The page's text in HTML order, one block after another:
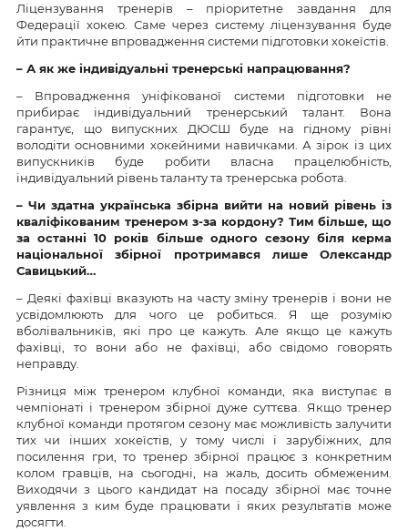
Ліцензування тренерів – пріоритетне завдання для
Федерації хокею. Саме через систему ліцензування буде
йти практичне впровадження системи підготовки хокеїстів.
– А як же індивідуальні тренерські напрацювання?
– Впровадження уніфікованої системи підготовки не
прибирає індивідуальний тренерський талант. Вона
гарантує, що випускних ДЮСШ буде на гідному рівні
володіти основними хокейними навичками. А зірок із цих
випускників буде робити власна працелюбність,
індивідуальний рівень таланту та тренерська робота.
– Чи здатна українська збірна вийти на новий рівень із
кваліфікованим тренером з-за кордону? Тим більше, що
за останні 10 років більше одного сезону біля керма
національної збірної протримався лише Олександр
Савицький…
– Деякі фахівці вказують на часту зміну тренерів і вони не
усвідомлюють для чого це робиться. Я ще розумію
вболівальників, які про це кажуть. Але якщо це кажуть
фахівці, то вони або не фахівці, або свідомо говорять
неправду.
Різниця між тренером клубної команди, яка виступає в
чемпіонаті і тренером збірної дуже суттєва. Якщо тренер
клубної команди протягом сезону має можливість залучити
тих чи інших хокеїстів, у тому числі і зарубіжних, для
посилення гри, то тренер збірної працює з конкретним
колом гравців, на сьогодні, на жаль, досить обмеженим.
Виходячи з цього кандидат на посаду збірної має точне
уявлення з ким буде працювати і яких результатів може
досягти.